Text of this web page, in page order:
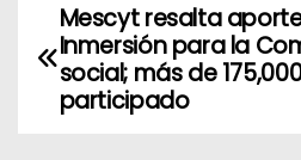
N
a
Mescyt resalta
Inmersión para la
social; más de
participado